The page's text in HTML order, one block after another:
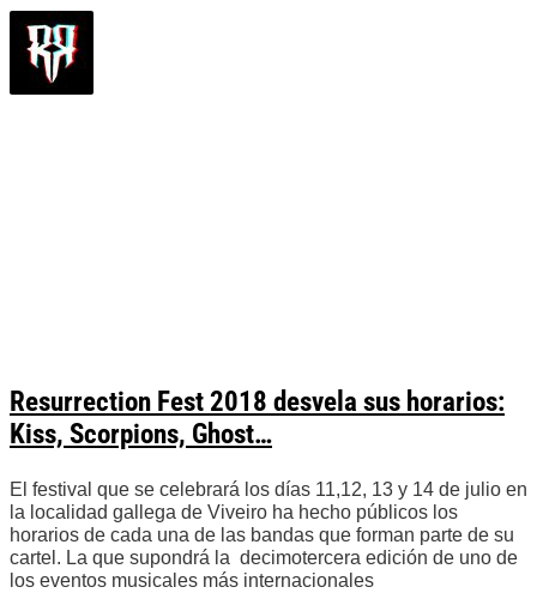
Resurrection Fest 2018 desvela sus horarios:
Kiss, Scorpions, Ghost…
El festival que se celebrará los días 11,12, 13 y 14 de julio en
la localidad gallega de Viveiro ha hecho públicos los
horarios de cada una de las bandas que forman parte de su
cartel. La que supondrá la decimotercera edición de uno de
los eventos musicales más internacionales